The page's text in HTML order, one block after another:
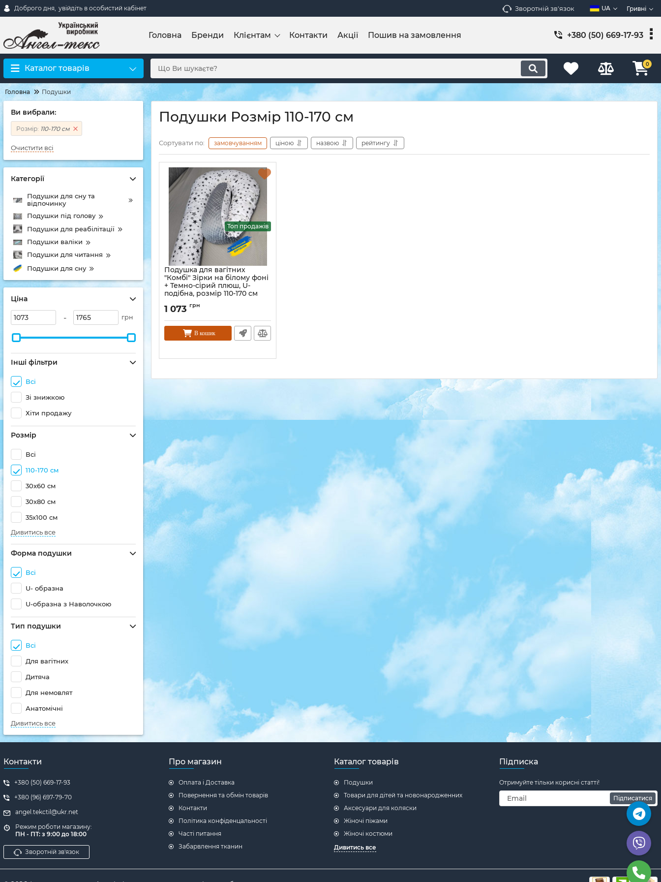
Доброго дня, увійдіть в особистий кабінет Зворотній зв'язок UA Гривні
Головна Бренди Клієнтам Контакти Акції Пошив на замовлення +380 (50) 669-17-93
Каталог товарів 0
Головна Подушки
Ви вибрали:
Розмір: 110-170 см
Очистити всі
Категорії
Подушки для сну та
відпочинку
Подушки під голову
Подушки для реабілітації
Подушки валіки
Подушки для читання
Подушки для сну
Ціна
- грн
Інші фільтри
Всі
Зі знижкою
Хіти продажу
Розмір
Всі
110-170 см
30x60 см
30х80 см
35х100 см
Дивитись все
Форма подушки
Всі
U- образна
U-образна з Наволочкою
Тип подушки
Всі
Для вагітних
Дитяча
Для немовлят
Анатомічні
Дивитись все
Подушки Розмір 110-170 см
Сортувати по: замовчуванням ціною назвою рейтингу
Топ продажів
Подушка для вагітних
"Комбі" Зірки на білому фоні
+ Темно-сірий плюш, U-
подібна, розмір 110-170 см
1 073 грн
В кошик
Контакти
+380 (50) 669-17-93
+380 (96) 697-79-70
angel.tekctil@ukr.net
Режим роботи магазину:
ПН - ПТ: з 9:00 до 18:00
Зворотній зв'язок
Про магазин
Оплата і Доставка
Повернення та обмін товарів
Контакти
Політика конфіденцальності
Часті питання
Забарвлення тканин
Каталог товарів
Подушки
Товари для дітей та новонародженних
Аксесуари для коляски
Жіночі піжами
Жіночі костюми
Дивитись все
Підписка
Отримуйте тільки корисні статті!
Підписатися